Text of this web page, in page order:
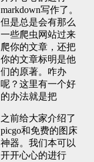
markdown写作了。
但是总是会有那么
一些爬虫网站过来
爬你的文章，还把
你的文章标明是他
们的原著。咋办
呢？这里有一个好
的办法就是把
之前给大家介绍了
picgo和免费的图床
神器。我们本可以
开开心心的进行